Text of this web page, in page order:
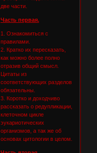
две части.
Часть первая.
1. Ознакомиться с
правилами.
2. Кратко их пересказать,
как можно более полно
отразив общий смысл.
Цитаты из
соответствующих разделов
обязательны.
3. Коротко и доходчиво
рассказать о редупликации,
клеточном цикле
эукариотических
организмов, а так же об
основах цитологии в целом.